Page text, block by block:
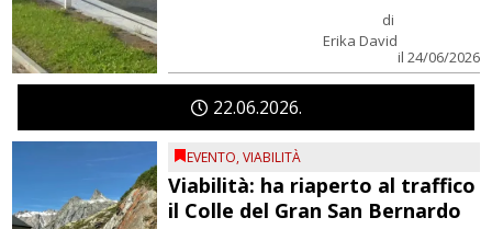
di
Erika David
il 24/06/2026
2206 2026
EVENTO,VIABILITÀ
Viabilità: ha riaperto al traffico
il Colle del Gran San Bernardo